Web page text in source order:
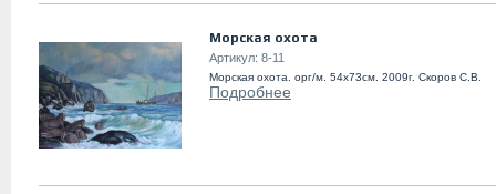
Морская охота
Артикул: 8-11
Морская охота. орг/м. 54х73см. 2009г. Скоров С.В.
Подробнее